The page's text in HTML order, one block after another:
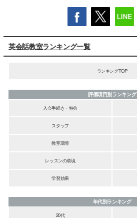
英会話教室ランキング一覧
ランキングTOP
評価項目別ランキング
入会手続き・特典
スタッフ
教室環境
レッスンの環境
学習効果
年代別ランキング
20代